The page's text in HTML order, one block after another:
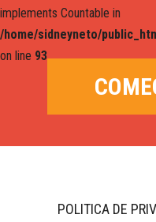
implements Countable in
/home/sidneyneto/
on line 93
POLITICA DE